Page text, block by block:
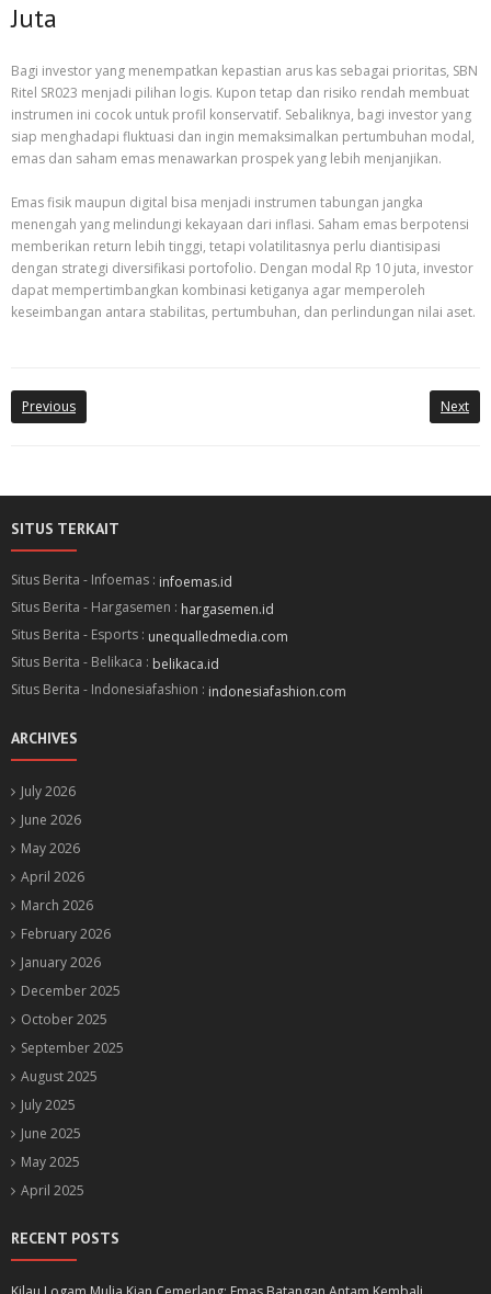
Juta
Bagi investor yang menempatkan kepastian arus kas sebagai prioritas, SBN
Ritel SR023 menjadi pilihan logis. Kupon tetap dan risiko rendah membuat
instrumen ini cocok untuk profil konservatif. Sebaliknya, bagi investor yang
siap menghadapi fluktuasi dan ingin memaksimalkan pertumbuhan modal,
emas dan saham emas menawarkan prospek yang lebih menjanjikan.
Emas fisik maupun digital bisa menjadi instrumen tabungan jangka
menengah yang melindungi kekayaan dari inflasi. Saham emas berpotensi
memberikan return lebih tinggi, tetapi volatilitasnya perlu diantisipasi
dengan strategi diversifikasi portofolio. Dengan modal Rp 10 juta, investor
dapat mempertimbangkan kombinasi ketiganya agar memperoleh
keseimbangan antara stabilitas, pertumbuhan, dan perlindungan nilai aset.
Previous Next
SITUS TERKAIT
Situs Berita - Infoemas : infoemas.id
Situs Berita - Hargasemen : hargasemen.id
Situs Berita - Esports : unequalledmedia.com
Situs Berita - Belikaca : belikaca.id
Situs Berita - Indonesiafashion : indonesiafashion.com
ARCHIVES
July 2026
June 2026
May 2026
April 2026
March 2026
February 2026
January 2026
December 2025
October 2025
September 2025
August 2025
July 2025
June 2025
May 2025
April 2025
RECENT POSTS